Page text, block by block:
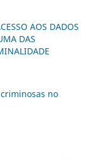
AOS DADOS
DAS
no